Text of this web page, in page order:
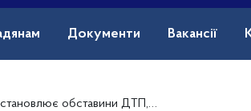
Документи Вакансії
ДТП, в якій постраждав водій автомобіля